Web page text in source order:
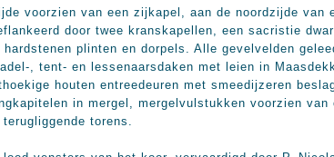
voorzien van een zijkapel, aan de noordzijde van
door twee kranskapellen, een sacristie
plinten en dorpels. Alle gevelvelden
, tent- en lessenaarsdaken met leien in
houten entreedeuren met smeedijzeren
in mergel, mergelvulstukken voorzien van
torens.